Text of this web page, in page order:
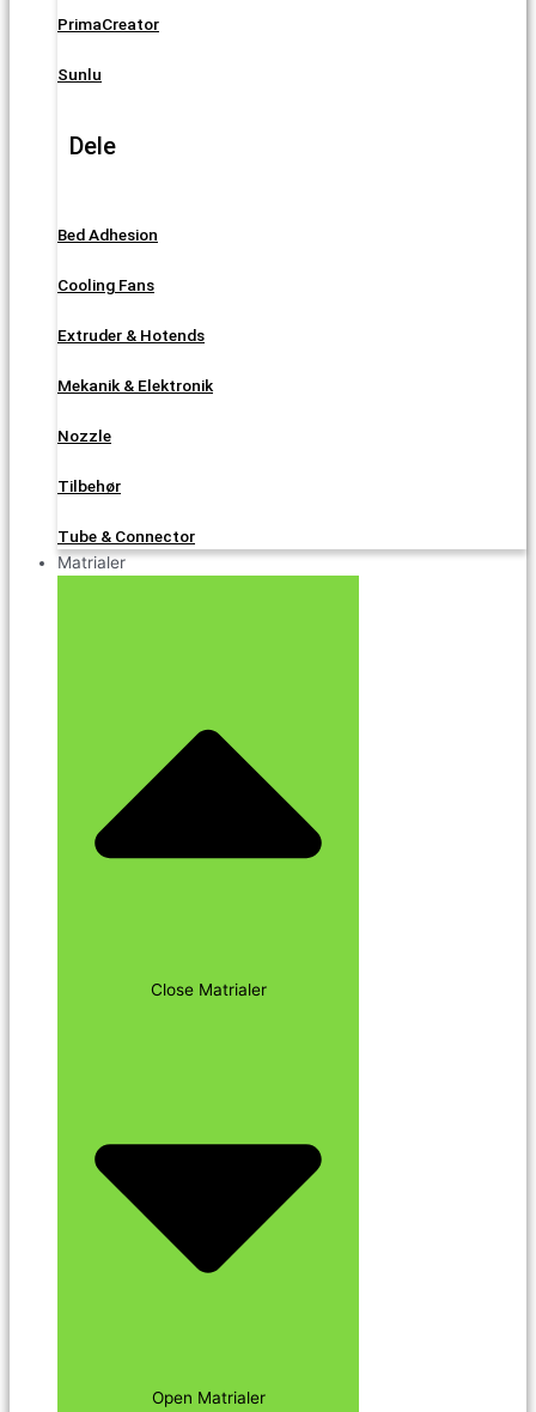
PrimaCreator
Sunlu
Dele
Bed Adhesion
Cooling Fans
Extruder & Hotends
Mekanik & Elektronik
Nozzle
Tilbehør
Tube & Connector
Matrialer
Close Matrialer
Open Matrialer